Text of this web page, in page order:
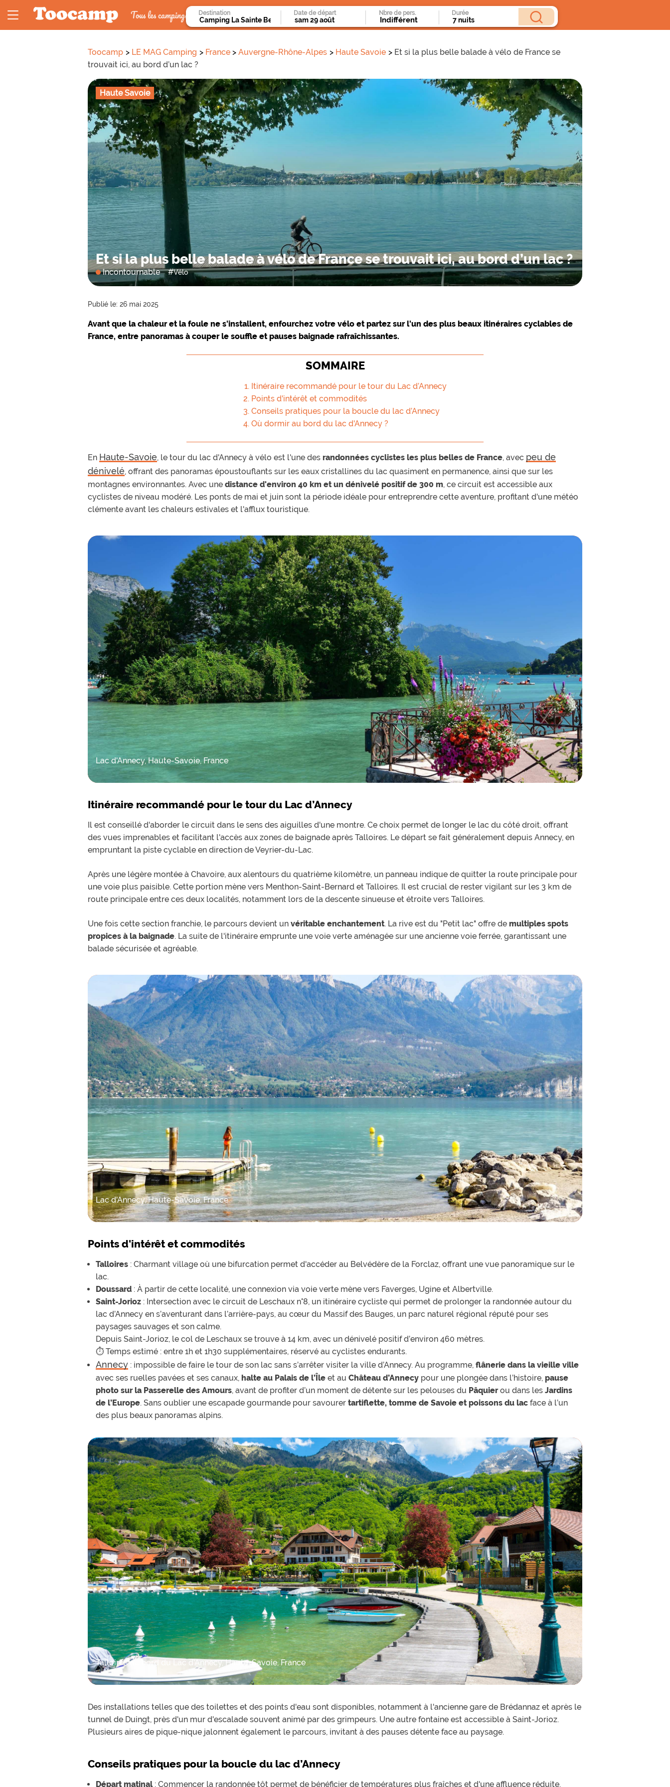
Tous les campings Destination Date de départ Durée
Nbre de pers.
Toocamp LE MAG Camping France Auvergne-Rhône-Alpes Haute Savoie
Et si la plus belle balade à vélo de France se
trouvait ici, au bord d’un lac ?
Haute Savoie
Et si la plus belle balade à vélo de France se trouvait ici, au bord d’un lac ?
Incontournable #Vélo
Publié le: 26 mai 2025
Avant que la chaleur et la foule ne s'installent, enfourchez votre vélo et partez sur l'un des plus beaux itinéraires cyclables de
France, entre panoramas à couper le souffle et pauses baignade rafraîchissantes.
SOMMAIRE
Itinéraire recommandé pour le tour du Lac d’Annecy
Points d'intérêt et commodités
Conseils pratiques pour la boucle du lac d’Annecy
Où dormir au bord du lac d'Annecy ?
En Haute-Savoie, le tour du lac d'Annecy à vélo est l'une des randonnées cyclistes les plus belles de France, avec peu de
dénivelé, offrant des panoramas époustouflants sur les eaux cristallines du lac quasiment en permanence, ainsi que sur les
montagnes environnantes. Avec une distance d'environ 40 km et un dénivelé positif de 300 m, ce circuit est accessible aux
cyclistes de niveau modéré. Les ponts de mai et juin sont la période idéale pour entreprendre cette aventure, profitant d'une météo
clémente avant les chaleurs estivales et l'afflux touristique.
Lac d'Annecy, Haute-Savoie, France
Itinéraire recommandé pour le tour du Lac d’Annecy
Il est conseillé d'aborder le circuit dans le sens des aiguilles d'une montre. Ce choix permet de longer le lac du côté droit, offrant
des vues imprenables et facilitant l'accès aux zones de baignade après Talloires. Le départ se fait généralement depuis Annecy, en
empruntant la piste cyclable en direction de Veyrier-du-Lac.
Après une légère montée à Chavoire, aux alentours du quatrième kilomètre, un panneau indique de quitter la route principale pour
une voie plus paisible. Cette portion mène vers Menthon-Saint-Bernard et Talloires. Il est crucial de rester vigilant sur les 3 km de
route principale entre ces deux localités, notamment lors de la descente sinueuse et étroite vers Talloires.
Une fois cette section franchie, le parcours devient un véritable enchantement. La rive est du "Petit lac" offre de multiples spots
propices à la baignade. La suite de l'itinéraire emprunte une voie verte aménagée sur une ancienne voie ferrée, garantissant une
balade sécurisée et agréable.
Lac d'Annecy, Haute-Savoie, France
Points d'intérêt et commodités
Talloires : Charmant village où une bifurcation permet d'accéder au Belvédère de la Forclaz, offrant une vue panoramique sur le
lac.
Doussard : À partir de cette localité, une connexion via voie verte mène vers Faverges, Ugine et Albertville.
Saint-Jorioz : Intersection avec le circuit de Leschaux n°8, un itinéraire cycliste qui permet de prolonger la randonnée autour du
lac d’Annecy en s’aventurant dans l’arrière-pays, au cœur du Massif des Bauges, un parc naturel régional réputé pour ses
paysages sauvages et son calme.
Depuis Saint-Jorioz, le col de Leschaux se trouve à 14 km, avec un dénivelé positif d’environ 460 mètres.
⏱ Temps estimé : entre 1h et 1h30 supplémentaires, réservé au cyclistes endurants.
Annecy : impossible de faire le tour de son lac sans s’arrêter visiter la ville d’Annecy. Au programme, flânerie dans la vieille ville
avec ses ruelles pavées et ses canaux, halte au Palais de l’Île et au Château d’Annecy pour une plongée dans l’histoire, pause
photo sur la Passerelle des Amours, avant de profiter d’un moment de détente sur les pelouses du Pâquierou dans les Jardins
de l’Europe. Sans oublier une escapade gourmande pour savourer tartiflette, tomme de Savoie et poissons du lac face à l’un
des plus beaux panoramas alpins.
Talloires au bord du Lac d'Annecy, Haute-Savoie, France
Des installations telles que des toilettes et des points d'eau sont disponibles, notamment à l'ancienne gare de Brédannaz et après le
tunnel de Duingt, près d'un mur d'escalade souvent animé par des grimpeurs. Une autre fontaine est accessible à Saint-Jorioz.
Plusieurs aires de pique-nique jalonnent également le parcours, invitant à des pauses détente face au paysage.
Conseils pratiques pour la boucle du lac d’Annecy
Départ matinal: Commencer la randonnée tôt permet de bénéficier de températures plus fraîches et d'une affluence réduite.